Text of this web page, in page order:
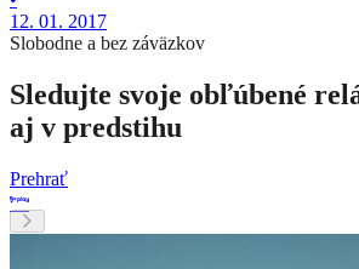
12. 01. 2017
Slobodne a bez záväzkov
Sledujte svoje obľúbené
aj v predstihu
Prehrať